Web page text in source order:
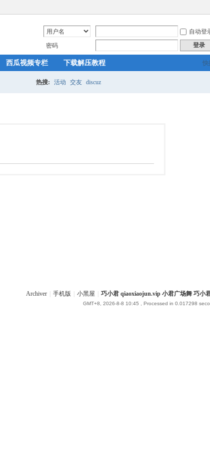
自动登
密码
登录
快
西瓜视频专栏 下载解压教程
热搜: 活动 交友 discuz
Archiver 手机版 小黑屋 巧小君 qiaoxiaojun.vip 小君广场舞 巧小
GMT+8, 2026-8-8 10:45 , Processed in 0.017298